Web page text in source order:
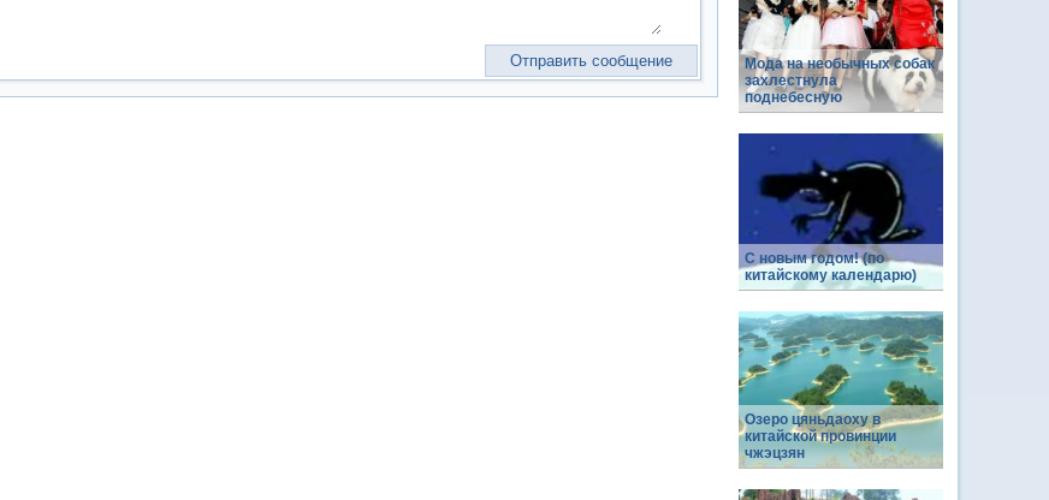
Мода на необычных собак
захлестнула
поднебесную
С новым годом! (по
китайскому календарю)
Озеро цяньдаоху в
китайской провинции
чжэцзян